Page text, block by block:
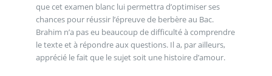
que cet examen blanc lui permettra d’optimiser ses
chances pour réussir l’épreuve de berbère au Bac.
Brahim n’a pas eu beaucoup de difficulté à comprendre
le texte et à répondre aux questions. Il a, par ailleurs,
apprécié le fait que le sujet soit une histoire d’amour.